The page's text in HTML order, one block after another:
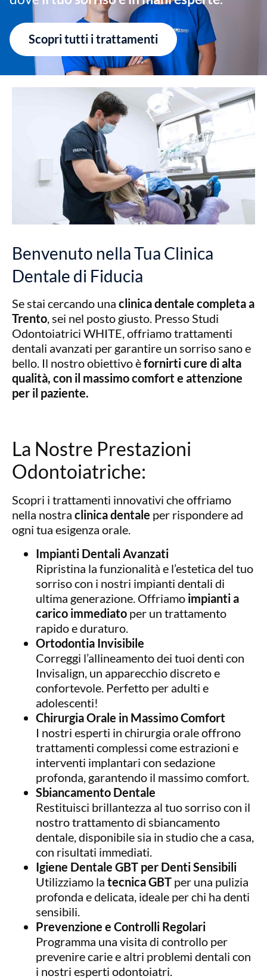
Scopri tutti i trattamenti
Benvenuto nella Tua Clinica
Dentale di Fiducia
Se stai cercando una clinica dentale completa a
Trento, sei nel posto giusto. Presso Studi
Odontoiatrici WHITE, offriamo trattamenti
dentali avanzati per garantire un sorriso sano e
bello. Il nostro obiettivo èfornirti cure di alta
qualità, con il massimo comfort e attenzione
per il paziente.
La Nostre Prestazioni
Odontoiatriche:
Scopri i trattamenti innovativi che offriamo
nella nostra clinica dentale per rispondere ad
ogni tua esigenza orale.
Impianti Dentali Avanzati
Ripristina la funzionalità e l’estetica del tuo
sorriso con i nostri impianti dentali di
ultima generazione. Offriamo impianti a
carico immediato per un trattamento
rapido e duraturo.
Ortodontia Invisibile
Correggi l’allineamento dei tuoi denti con
Invisalign, un apparecchio discreto e
confortevole. Perfetto per adulti e
adolescenti!
Chirurgia Orale in Massimo Comfort
I nostri esperti in chirurgia orale offrono
trattamenti complessi come estrazioni e
interventi implantari con sedazione
profonda, garantendo il massimo comfort.
Sbiancamento Dentale
Restituisci brillantezza al tuo sorriso con il
nostro trattamento di sbiancamento
dentale, disponibile sia in studio che a casa,
con risultati immediati.
Igiene Dentale GBT per Denti Sensibili
Utilizziamo la tecnica GBT per una pulizia
profonda e delicata, ideale per chi ha denti
sensibili.
Prevenzione e Controlli Regolari
Programma una visita di controllo per
prevenire carie e altri problemi dentali con
i nostri esperti odontoiatri.